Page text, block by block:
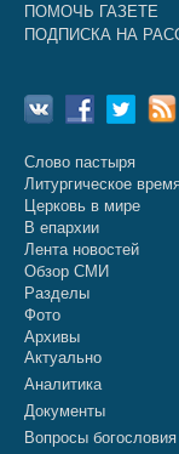
ПОМОЧЬ ГАЗЕТЕ
ПОДПИСКА НА
Слово пастыря
Литургическое
Церковь в мире
В епархии
Лента новостей
Обзор СМИ
Разделы
Фото
Архивы
Актуально
Аналитика
Документы
Вопросы богословия